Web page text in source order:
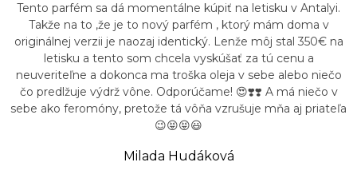
Tento parfém sa dá momentálne kúpiť na letisku v Antalyi.
Takže na to ,že je to nový parfém , ktorý mám doma v
originálnej verzii je naozaj identický. Lenže môj stal 350€ na
letisku a tento som chcela vyskúšať za tú cenu a
neuveriteľne a dokonca ma troška oleja v sebe alebo niečo
čo predlžuje výdrž vône. Odporúčame! 😍❣️❣️ A má niečo v
sebe ako feromóny, pretože tá vôňa vzrušuje mňa aj priateľa
😉😝😝😃
Milada Hudáková